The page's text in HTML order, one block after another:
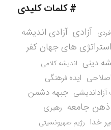
# کلمات کلیدی
آزادی آزادی اندیشه
استراتژی های جهان کفر
دینی اندیشه کلامی
ایده فرهنگی
جبهه دشمن
ذهن جامعه رهبری
خدا رژیم صهیونسیتی